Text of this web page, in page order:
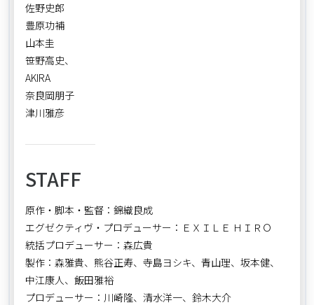
佐野史郎
豊原功補
山本圭
笹野高史、
AKIRA
奈良岡朋子
津川雅彦
STAFF
原作・脚本・監督：錦織良成
エグゼクティヴ・プロデューサー：ＥＸＩＬＥ ＨＩＲＯ
統括プロデューサー：森広貴
製作：森雅貴、熊谷正寿、寺島ヨシキ、青山理、坂本健、
中江康人、飯田雅裕
プロデューサー：川崎隆、清水洋一、鈴木大介